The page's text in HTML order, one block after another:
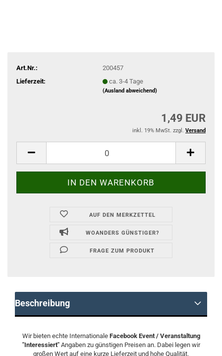
Art.Nr.:
200457
Lieferzeit:
ca. 3-4 Tage
(Ausland abweichend)
1,49 EUR
inkl. 19% MwSt. zzgl. Versand
AUF DEN MERKZETTEL
WOANDERS GÜNSTIGER?
FRAGE ZUM PRODUKT
Beschreibung
Wir bieten echte Internationale Facebook Event / Veranstaltung
"Interessiert" Angaben zu günstigen Preisen an. Dabei legen wir
großen Wert auf eine kurze Lieferzeit und hohe Qualität.